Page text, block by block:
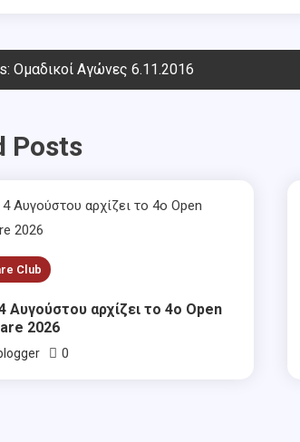
Ομαδικοί Αγώνες 6.11.2016
Posts
Club
Αυγούστου αρχίζει το 4ο Open
2026
0